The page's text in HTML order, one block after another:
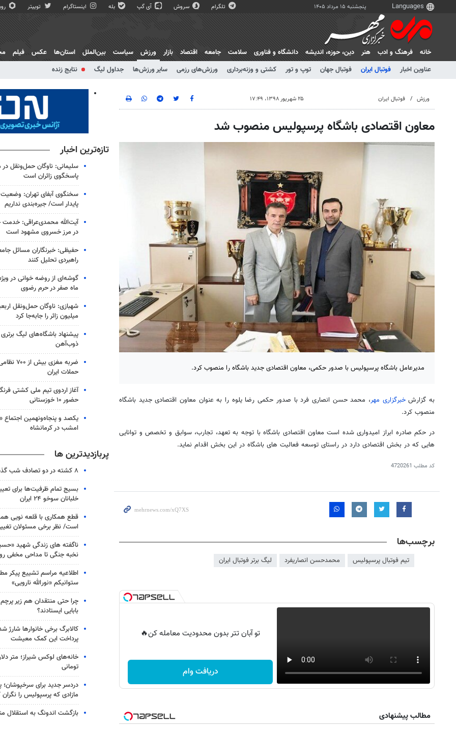
پنجشنبه ۱۵ مرداد ۱۴۰۵ تلگرام سروش آی گپ بله اینستاگرام توییتر
خانه فرهنگ و ادب هنر دين، حوزه، انديشه دانشگاه و فناوری سلامت جامعه اقتصاد بازار
ورزش
عناوین اخبار
فوتبال ایران فوتبال جهان توپ و تور کشتی و وزنه‌برداری ورزش‌های رزمی سایر ورزش‌ها جداول لیگ نتایج زنده
سیاست بین‌الملل استان‌ها عکس فیلم
ورزش فوتبال ایران ۲۵ شهریور ۱۳۹۸، ۱۷:۴۹
معاون اقتصادی باشگاه پرسپولیس منصوب شد
مدیرعامل باشگاه پرسپولیس با صدور حکمی، معاون اقتصادی جدید باشگاه را منصوب کرد.
به گزارشخبرگزاری مهر، محمد حسن انصاری فرد با صدور حکمی رضا یلوه را به عنوان معاون اقتصادی جدید باشگاه
منصوب کرد.
در حکم صادره ابراز امیدواری شده است معاون اقتصادی باشگاه با توجه به تعهد، تجارب، سوابق و تخصص و توانایی
هایی که در بخش اقتصادی دارد در راستای توسعه فعالیت های باشگاه در این بخش اقدام نماید.
کد مطلب 4720261
برچسب‌ها
تیم فوتبال پرسپولیس محمدحسن انصاریفرد لیگ برتر فوتبال ایران
تو آبان تتر بدون محدودیت معامله کن🔥
دریافت وام
مطالب پیشنهادی
تازه‌ترین اخبار
سلیمانی: ناوگان حمل‌ونقل
پاسخگوی زائران است
سخنگوی آبفای تهران:
پایدار است/ جیره‌بندی نداریم
آیت‌الله محمدی‌عراقی: خدمت
در مرز خسروی مشهود است
حفیظی: خبرنگاران مسائل
راهبردی تحلیل کنند
گوشه‌ای از روضه خوانی در
ماه صفر در حرم رضوی
شهبازی: ناوگان حمل‌ونقل
میلیون زائر را جابه‌جا کرد
پیشنهاد باشگاه‌های لیگ
ذوب‌آهن
ضربه مغزی
حملات ایران
آغاز اردوی تیم ملی کشتی
حضور ۱۰ خوزستانی
یکصد و پنجاه‌ونهمین اجتماع
امشب در کرمانشاه
پربازدیدترین ها
۸ کشته در دو تصادف شب گذشته
بسیج تمام ظرفیت‌ها برای
خلبانان سوخو ۲۴ ایران
قطع همکاری با قلعه نویی
است/ نظر برخی مسئولان
ناگفته های زندگی شهید
نخبه جنگی تا مداحی مخفی
اطلاعیه مراسم تشییع پیکر
ستوانیکم «نورالله نارویی»
چرا حتی منتقدان هم زیر
بابایی ایستادند؟
کالابرگ برخی خانوارها شارژ
پرداخت این کمک معیشت
خانه‌های لوکس شیراز؛ متر
تومانی
دردسر جدید برای سرخپوشان؛
مازادی که پرسپولیس را نگران
بازگشت اندونگ به استقلال